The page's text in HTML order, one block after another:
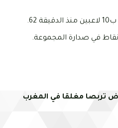
تربصا مغلقا في المغرب